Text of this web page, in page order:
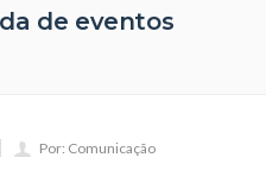
de eventos
Por: Comunicação